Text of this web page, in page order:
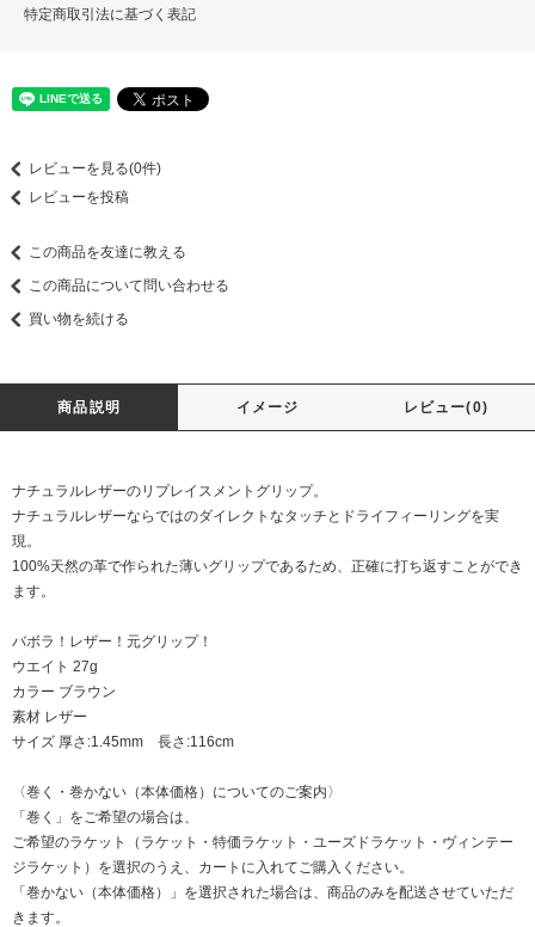
特定商取引法に基づく表記
レビューを見る(0件)
レビューを投稿
この商品を友達に教える
この商品について問い合わせる
買い物を続ける
商品説明 イメージ レビュー(0)
ナチュラルレザーのリプレイスメントグリップ。
ナチュラルレザーならではのダイレクトなタッチとドライフィーリングを実
現。
100%天然の革で作られた薄いグリップであるため、正確に打ち返すことができ
ます。
バボラ！レザー！元グリップ！
ウエイト 27g
カラー ブラウン
素材 レザー
サイズ 厚さ:1.45mm 長さ:116cm
〈巻く・巻かない（本体価格）についてのご案内〉
「巻く」をご希望の場合は、
ご希望のラケット（ラケット・特価ラケット・ユーズドラケット・ヴィンテー
ジラケット）を選択のうえ、カートに入れてご購入ください。
「巻かない（本体価格）」を選択された場合は、商品のみを配送させていただ
きます。